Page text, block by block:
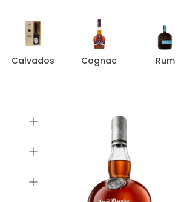
Calvados Cognac Rum